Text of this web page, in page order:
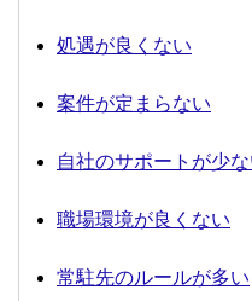
処遇が良くない
案件が定まらない
自社のサポートが少
職場環境が良くない
常駐先のルールが多い